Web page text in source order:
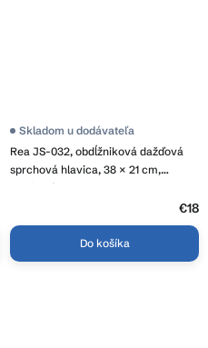
Rea JS-032, obdĺžniková dažďová
sprchová hlavica, 38 × 21 cm,
grafitová, REA-P0398
Skladom u dodávateľa
€18
Do košíka